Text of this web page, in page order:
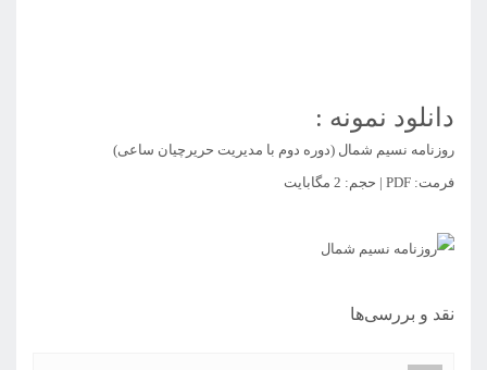
دانلود نمونه :
روزنامه نسیم شمال (دوره دوم با مدیریت حریرچیان ساعی)
فرمت: PDF | حجم: 2 مگابایت
نقد و بررسی‌ها